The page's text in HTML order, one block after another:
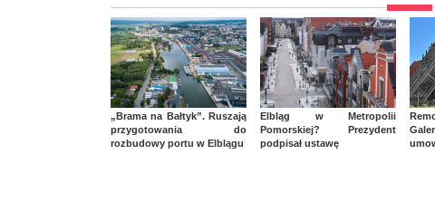
„Brama na Bałtyk”. Ruszają
przygotowania do
rozbudowy portu w Elblągu
Elbląg w Metropolii
Pomorskiej? Prezydent
podpisał ustawę